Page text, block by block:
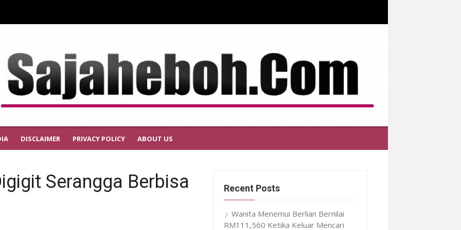
DISCLAIMER PRIVACY POLICY ABOUT US
Serangga Berbisa
Recent Posts
Wanita Menemui Berlian Bernilai
RM111,560 Ketika Keluar Mencari